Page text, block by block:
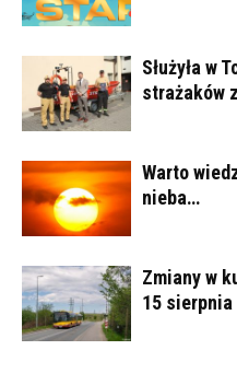
Służyła w
strażaków
Warto
nieba…
Zmiany w
15 sierpnia